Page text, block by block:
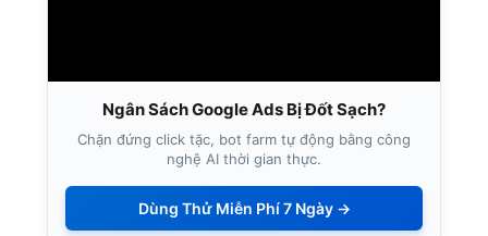
Ngân Sách Google Ads Bị Đốt Sạch?
Chặn đứng click tặc, bot farm tự động bằng công
nghệ AI thời gian thực.
Dùng Thử Miễn Phí 7 Ngày →